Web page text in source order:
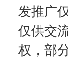
发推广
仅供交
权，部